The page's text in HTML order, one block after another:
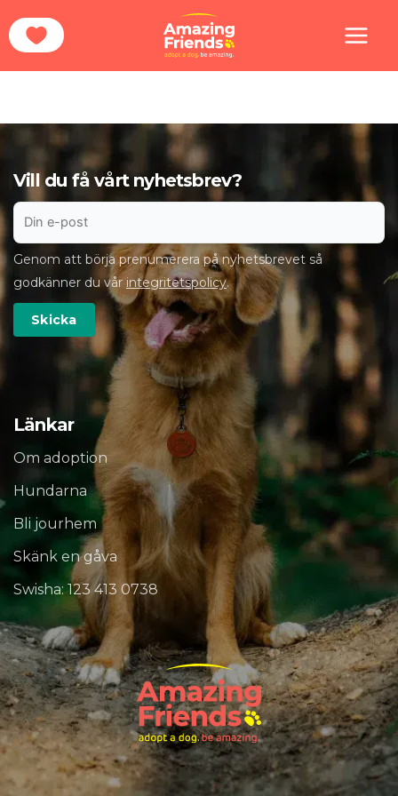
till
Hem Members
[ultimatemember form_id=”25908
Länkar
Om adoption
Hundarna
Bli jourhem
Skänk en gåva
Swisha: 123 413 0738
Vill du få vårt nyhetsbrev?
Genom att börja prenumerera på nyhetsbrevet så
godkänner du vår integritetspolicy.